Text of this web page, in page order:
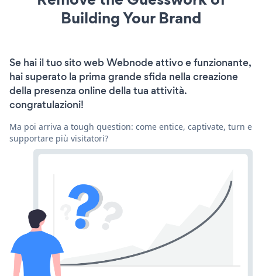
Building Your Brand
Se hai il tuo sito web Webnode attivo e funzionante,
hai superato la prima grande sfida nella creazione
della presenza online della tua attività.
congratulazioni!
Ma poi arriva a tough question: come entice, captivate, turn e
supportare più visitatori?